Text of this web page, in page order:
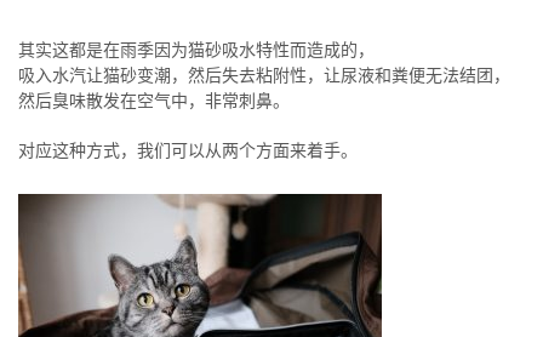
其实这都是在雨季因为猫砂吸水特性而造成的，
吸入水汽让猫砂变潮，然后失去粘附性，让尿液和粪便无法结团，
然后臭味散发在空气中，非常刺鼻。
对应这种方式，我们可以从两个方面来着手。